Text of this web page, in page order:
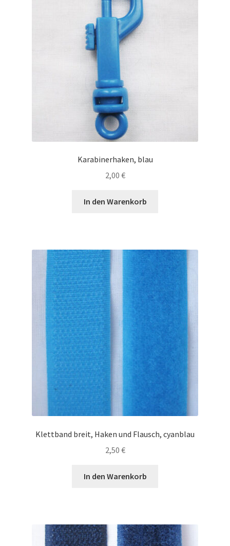
Karabinerhaken, blau
2,00 €
In den Warenkorb
Klettband breit, Haken und Flausch, cyanblau
2,50 €
In den Warenkorb